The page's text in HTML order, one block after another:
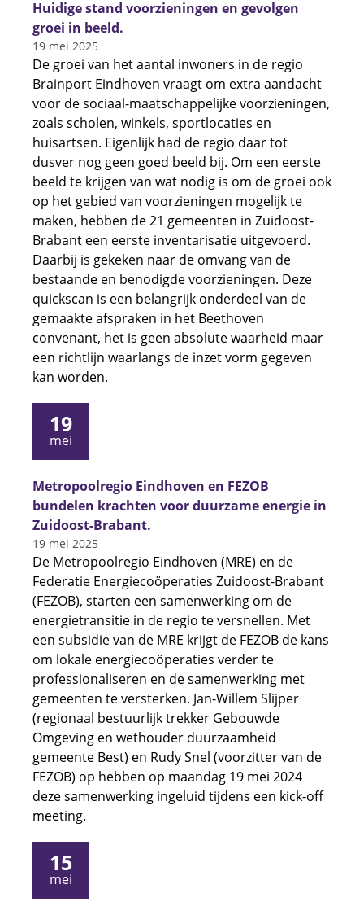
Huidige stand voorzieningen en gevolgen
groei in beeld.
19 mei 2025
De groei van het aantal inwoners in de regio
Brainport Eindhoven vraagt om extra aandacht
voor de sociaal-maatschappelijke voorzieningen,
zoals scholen, winkels, sportlocaties en
huisartsen. Eigenlijk had de regio daar tot
dusver nog geen goed beeld bij. Om een eerste
beeld te krijgen van wat nodig is om de groei ook
op het gebied van voorzieningen mogelijk te
maken, hebben de 21 gemeenten in Zuidoost-
Brabant een eerste inventarisatie uitgevoerd.
Daarbij is gekeken naar de omvang van de
bestaande en benodigde voorzieningen. Deze
quickscan is een belangrijk onderdeel van de
gemaakte afspraken in het Beethoven
convenant, het is geen absolute waarheid maar
een richtlijn waarlangs de inzet vorm gegeven
kan worden.
19
mei
Metropoolregio Eindhoven en FEZOB
bundelen krachten voor duurzame energie in
Zuidoost-Brabant.
19 mei 2025
De Metropoolregio Eindhoven (MRE) en de
Federatie Energiecoöperaties Zuidoost-Brabant
(FEZOB), starten een samenwerking om de
energietransitie in de regio te versnellen. Met
een subsidie van de MRE krijgt de FEZOB de kans
om lokale energiecoöperaties verder te
professionaliseren en de samenwerking met
gemeenten te versterken. Jan-Willem Slijper
(regionaal bestuurlijk trekker Gebouwde
Omgeving en wethouder duurzaamheid
gemeente Best) en Rudy Snel (voorzitter van de
FEZOB) op hebben op maandag 19 mei 2024
deze samenwerking ingeluid tijdens een kick-off
meeting.
15
mei